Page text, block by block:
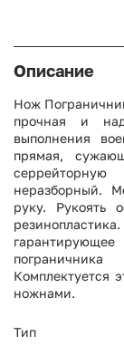
Описание
Нож
прочная и
выполнения
прямая,
неразборный.
руку. Рукоять
Комплектуется
ножнами.
Тип